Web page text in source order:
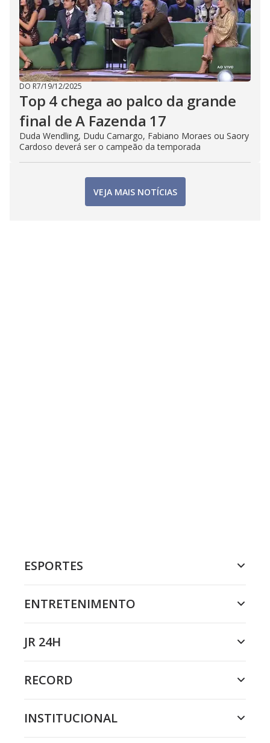
DO R7/19/12/2025
Top 4 chega ao palco da grande
final de A Fazenda 17
Duda Wendling, Dudu Camargo, Fabiano Moraes ou Saory
Cardoso deverá ser o campeão da temporada
VEJA MAIS NOTÍCIAS
ESPORTES
ENTRETENIMENTO
JR 24H
RECORD
INSTITUCIONAL